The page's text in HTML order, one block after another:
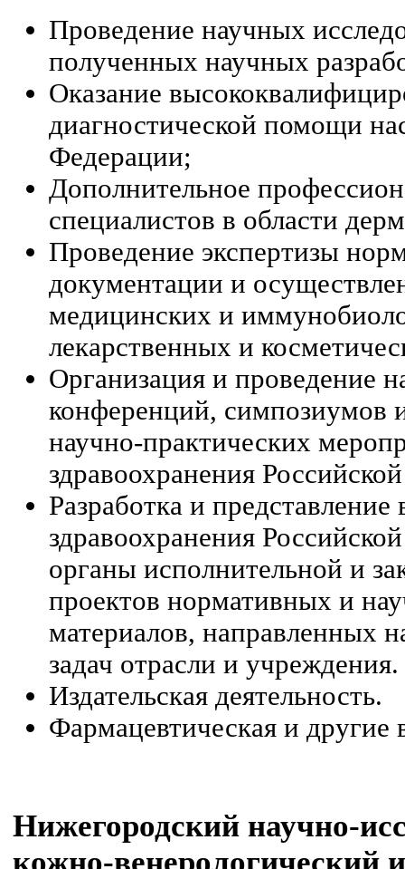
Проведение научных
полученных научных
Оказание
диагностической помощи
Федерации;
Дополнительное
специалистов в области
Проведение экспертизы
документации и
медицинских и
лекарственных и
Организация и проведение
конференций, симпозиумов
научно-практических
здравоохранения
Разработка и
здравоохранения
органы исполнительной и
проектов нормативных и
материалов, направленных
задач отрасли и учреждения.
Издательская деятельность.
Фармацевтическая и другие
Нижегородский научно-